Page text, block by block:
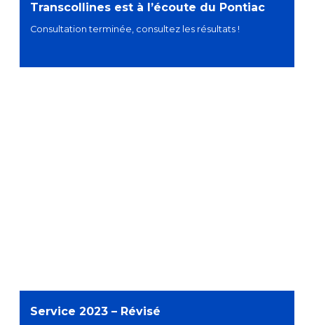
Transcollines est à l’écoute du Pontiac
Consultation terminée, consultez les résultats !
Service 2023 – Révisé